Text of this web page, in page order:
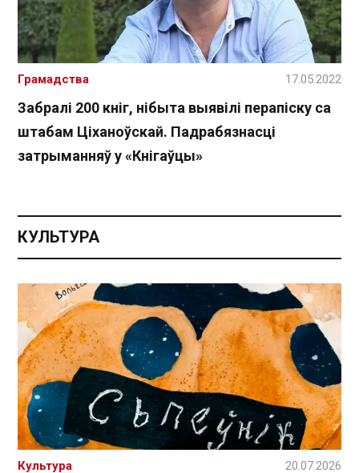
Забралі 200 кніг, нібыта выявілі перапіску са
штабам Ціханоўскай. Падрабязнасці
затрыманняў у «Кнігаўцы»
Грамадства 17.05.2022
КУЛЬТУРА
Культура 20.07.2026